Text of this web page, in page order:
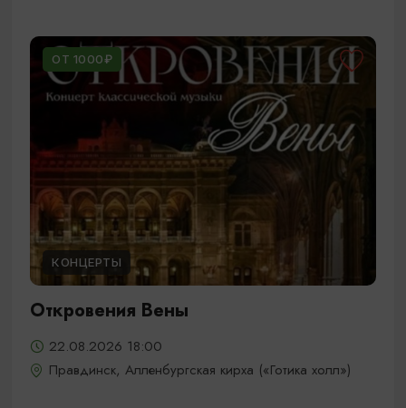
ОТ 1000₽
КОНЦЕРТЫ
Откровения Вены
22.08.2026 18:00
Правдинск, Алленбургская кирха («Готика холл»)